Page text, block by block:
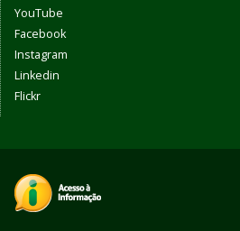
YouTube
Facebook
Instagram
Linkedin
Flickr